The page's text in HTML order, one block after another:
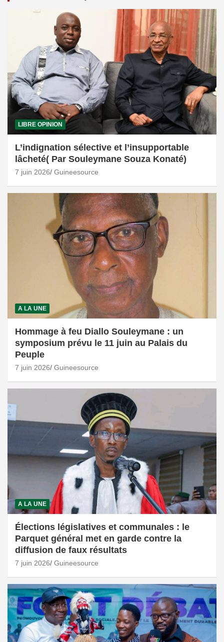
LIBRE OPINION
L’indignation sélective et l’insupportable
lâcheté( Par Souleymane Souza Konaté)
7 juin 2026 Guineesource
A LA UNE
Hommage à feu Diallo Souleymane : un
symposium prévu le 11 juin au Palais du
Peuple
7 juin 2026 Guineesource
A LA UNE
Élections législatives et communales : le
Parquet général met en garde contre la
diffusion de faux résultats
7 juin 2026 Guineesource